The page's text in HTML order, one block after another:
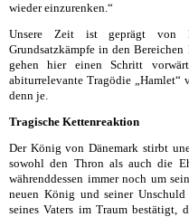
wieder einzurenken.“
Unsere Zeit ist geprägt von
Grundsatzkämpfe in den Bereichen
gehen hier einen Schritt
abiturrelevante Tragödie „Hamlet“
denn je.
Tragische Kettenreaktion
Der König von Dänemark stirbt
sowohl den Thron als auch die
währenddessen immer noch um
neuen König und seiner
seines Vaters im Traum bestätigt,